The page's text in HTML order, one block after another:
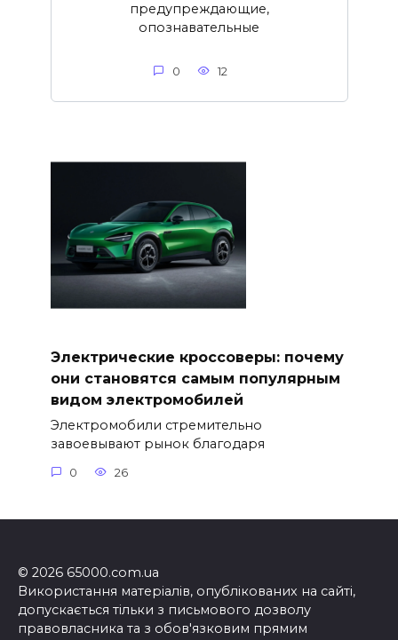
предупреждающие,
опознавательные
0 12
Электрические кроссоверы: почему
они становятся самым популярным
видом электромобилей
Электромобили стремительно
завоевывают рынок благодаря
0 26
© 2026 65000.com.ua
Використання матеріалів, опублікованих на сайті,
допускається тільки з письмового дозволу
правовласника та з обов'язковим прямим